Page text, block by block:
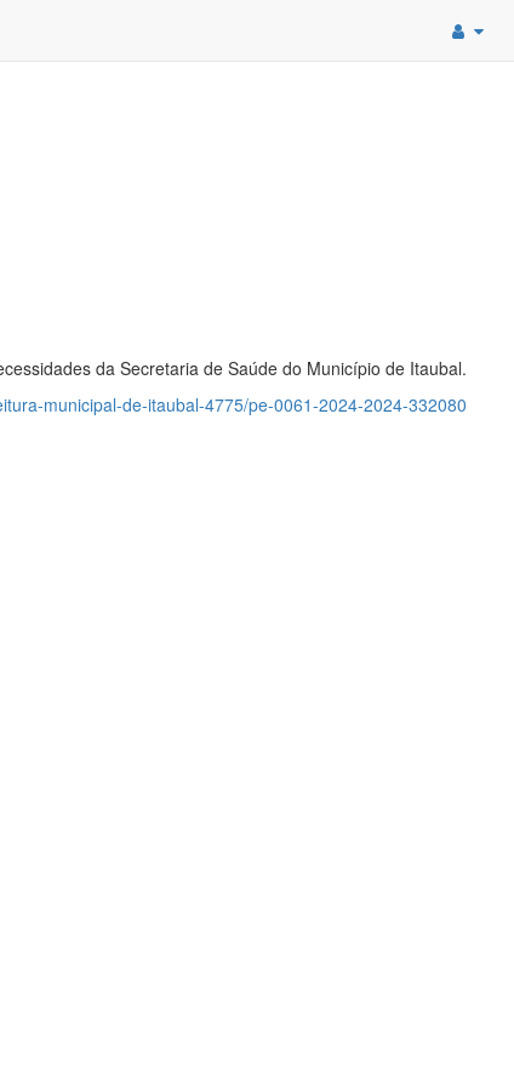
da Secretaria de Saúde do Município de Itaubal.
municipal-de-itaubal-4775/pe-0061-2024-2024-332080